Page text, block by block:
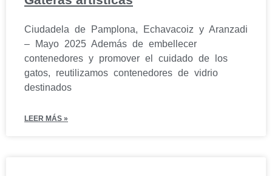
Ciudadela de Pamplona, Echavacoiz y Aranzadi
– Mayo 2025 Además de embellecer
contenedores y promover el cuidado de los
gatos, reutilizamos contenedores de vidrio
destinados
LEER MÁS »